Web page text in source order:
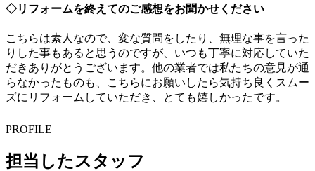
◇リフォームを終えてのご感想をお聞かせください
こちらは素人なので、変な質問をしたり、無理な事を言った
りした事もあると思うのですが、いつも丁寧に対応していた
だきありがとうございます。他の業者では私たちの意見が通
らなかったものも、こちらにお願いしたら気持ち良くスムー
ズにリフォームしていただき、とても嬉しかったです。
PROFILE
担当したスタッフ